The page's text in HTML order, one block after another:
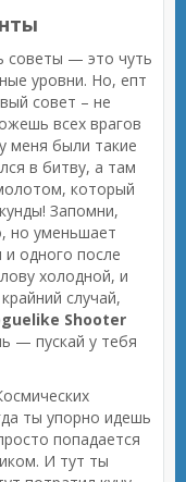
советы — это чуть
уровни. Но, епт
совет – не
всех врагов
меня были такие
в битву, а там
который
Запомни,
но уменьшает
одного после
холодной, и
случай,
Shooter
— пускай у тебя
ты упорно идешь
попадается
И тут ты